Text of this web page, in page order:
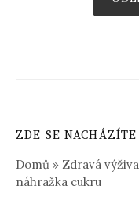
ZDE SE NACHÁZÍTE
Domů » Zdravá výživa
náhražka cukru